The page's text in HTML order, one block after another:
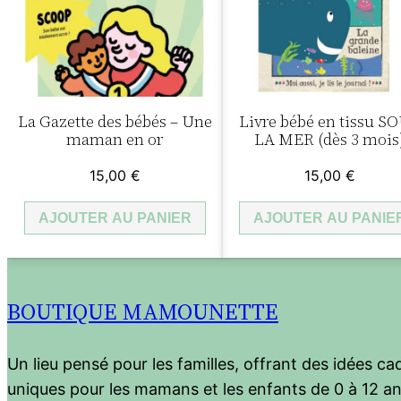
La Gazette des bébés – Une
maman en or
15,00 €
AJOUTER AU PANIER
Livre bébé en tissu
LA MER (dès 3
15,00 €
AJOUTER AU
BOUTIQUE MAMOUNETTE
Un lieu pensé pour les familles, offrant des idées
uniques pour les mamans et les enfants de 0 à 12